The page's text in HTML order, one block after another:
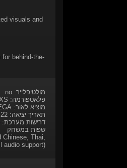
visuals and
behind-the-
מולטיפלייר: no
פלאטפורמה: Xbox One, Xbox series XS
מוציא לאור: SEGA
תאריך יציאה: 22 אוקטובר 2024
דרישות מערכת:
שפות במשחק
Chinese, Thai,
audio support)